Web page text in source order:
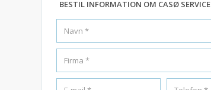
BESTIL INFORMATION OM CASØ SERVICE